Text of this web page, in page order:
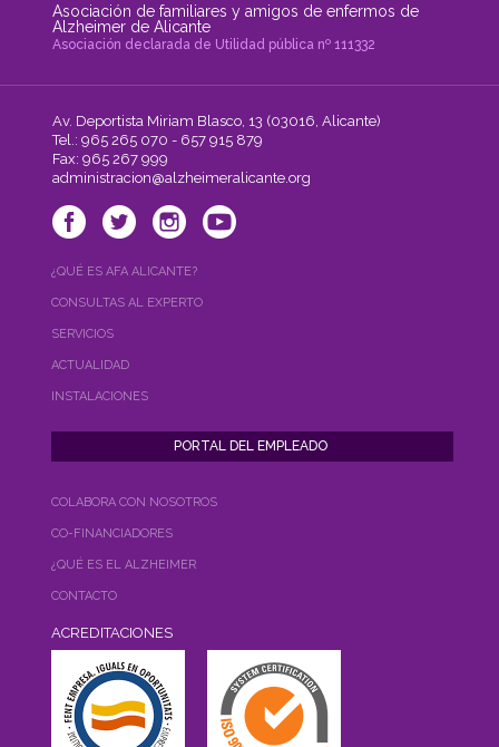
Asociación de familiares y amigos de enfermos de
Alzheimer de Alicante
Asociación declarada de Utilidad pública nº 111332
Av. Deportista Miriam Blasco, 13 (03016, Alicante)
Tel.: 965 265 070 - 657 915 879
Fax: 965 267 999
administracion@alzheimeralicante.org
¿QUÉ ES AFA ALICANTE?
CONSULTAS AL EXPERTO
SERVICIOS
ACTUALIDAD
INSTALACIONES
COLABORA CON NOSOTROS
CO-FINANCIADORES
¿QUÉ ES EL ALZHEIMER
CONTACTO
ACREDITACIONES